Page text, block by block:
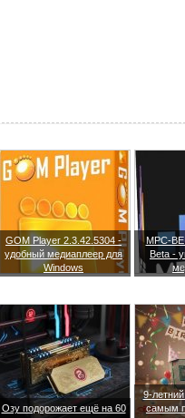
GOM Player 2.3.42.5304 -
удобный медиаплеер для
Windows
MPC-
Beta -
Озу подорожает ещё на 60
9-
самым